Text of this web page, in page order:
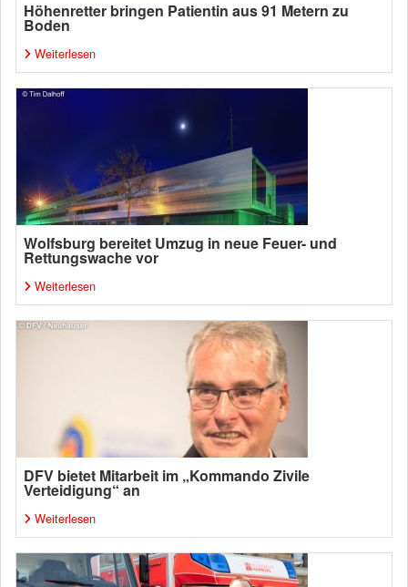
Höhenretter bringen Patientin aus 91 Metern zu
Boden
Weiterlesen
Wolfsburg bereitet Umzug in neue Feuer- und
Rettungswache vor
Weiterlesen
DFV bietet Mitarbeit im „Kommando Zivile
Verteidigung“ an
Weiterlesen